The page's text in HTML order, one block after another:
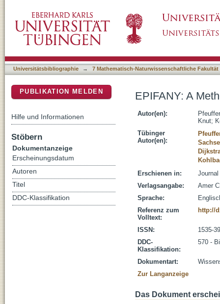
Universitätsbibliographie → 7 Mathematisch-Naturwissenschaftliche Fakultät
EPIFANY: A
Autor(en):
Knut;
Tübinger
Autor(en):
Erschienen in:
Verlagsangabe:
Amer
Sprache:
Referenz zum
Volltext:
http://
ISSN:
1535-
DDC-
Klassifikation:
570 -
Dokumentart:
Zur Langanzeige
Das Dokument
PUBLIKATION MELDEN
Hilfe und Informationen
Stöbern
Dokumentanzeige
Erscheinungsdatum
Autoren
Titel
DDC-Klassifikation